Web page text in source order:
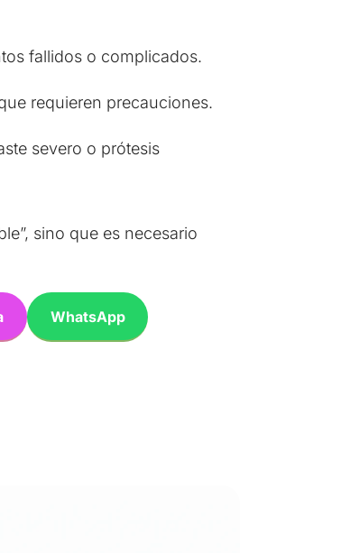
fallidos o complicados.
requieren precauciones.
severo o prótesis
sino que es necesario
WhatsApp